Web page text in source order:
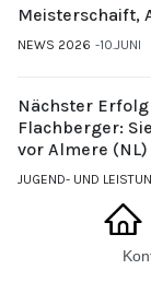
Meisterschaift,
NEWS 2026 10.JUNI
Nächster
Flachberger:
vor Almere (NL)
JUGEND- UND